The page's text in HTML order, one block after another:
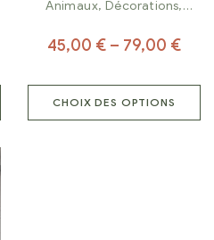
Animaux, Décorations,
45,00 € – 79,00 €
CHOIX DES OPTIONS